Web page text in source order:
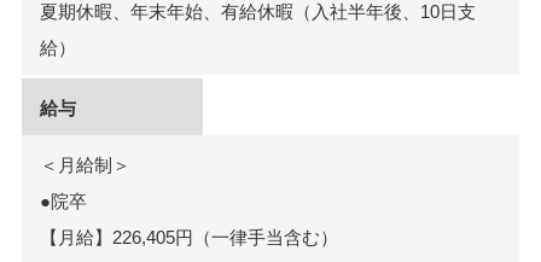
夏期休暇、年末年始、有給休暇（入社半年後、10日支
給）
給与
＜月給制＞
●院卒
【月給】226,405円（一律手当含む）